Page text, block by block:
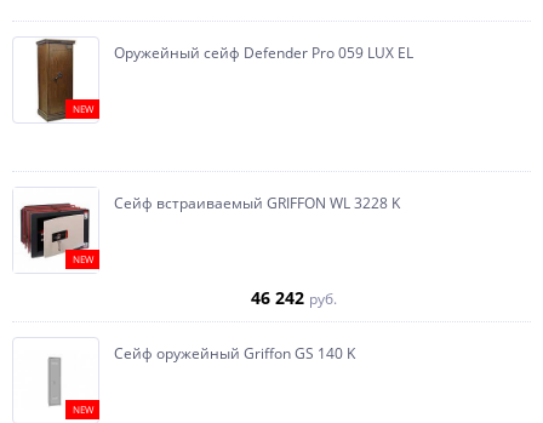
NEW
Оружейный сейф Defender Pro 059 LUX EL
NEW
Сейф встраиваемый GRIFFON WL 3228 K
46 242 руб.
NEW
Сейф оружейный Griffon GS 140 K